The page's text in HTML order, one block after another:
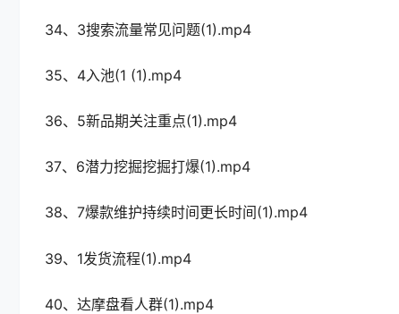
34、3搜索流量常见问题(1).mp4
35、4入池(1 (1).mp4
36、5新品期关注重点(1).mp4
37、6潜力挖掘挖掘打爆(1).mp4
38、7爆款维护持续时间更长时间(1).mp4
39、1发货流程(1).mp4
40、达摩盘看人群(1).mp4